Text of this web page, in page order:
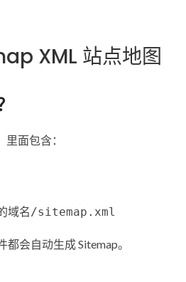
XML 站点地图
面包含：
名/sitemap.xml
都会自动生成 Sitemap。